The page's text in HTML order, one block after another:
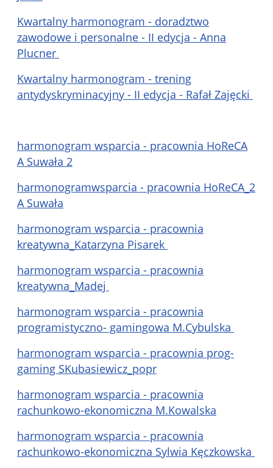
Kwartalny harmonogram - doradztwo
zawodowe i personalne - II edycja - Anna
Plucner
Kwartalny harmonogram - trening
antydyskryminacyjny - II edycja - Rafał Zajęcki
harmonogram wsparcia - pracownia HoReCA
A Suwała 2
harmonogramwsparcia - pracownia HoReCA_2
A Suwała
harmonogram wsparcia - pracownia
kreatywna_Katarzyna Pisarek
harmonogram wsparcia - pracownia
kreatywna_Madej
harmonogram wsparcia - pracownia
programistyczno- gamingowa M.Cybulska
harmonogram wsparcia - pracownia prog-
gaming SKubasiewicz_popr
harmonogram wsparcia - pracownia
rachunkowo-ekonomiczna M.Kowalska
harmonogram wsparcia - pracownia
rachunkowo-ekonomiczna Sylwia Kęczkowska